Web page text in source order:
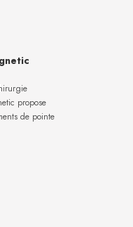
propose
de pointe